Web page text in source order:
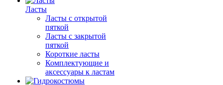
Ласты
Ласты с открытой
пяткой
Ласты с закрытой
пяткой
Короткие ласты
Комплектующие и
аксессуары к ластам